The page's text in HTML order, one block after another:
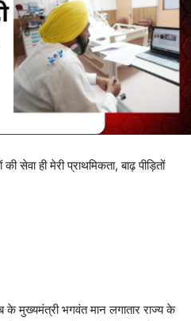
सेवा ही मेरी प्राथमिकता, बाढ़ पीड़ितों
के मुख्यमंत्री भगवंत मान लगातार राज्य के